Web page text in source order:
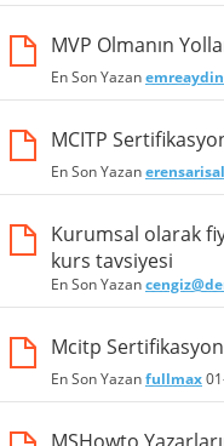
MVP Olmanın
En Son Yazanemreaydin
MCITP
En Son Yazan
Kurumsal olarak
kurs tavsiyesi
En Son Yazan
Mcitp
En Son Yazanfullmax